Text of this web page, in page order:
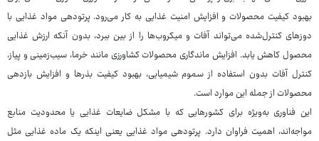
بهبود کیفیت محصولات و افزایش امنیت غذایی به کار می‌رود. پرتودهی مواد غذایی با
دوزهای کنترل‌شده می‌تواند آفات و میکروب‌ها را از بین ببرد، بدون آنکه ارزش غذایی
محصول کاهش یابد. افزایش ماندگاری محصولات کشاورزی مانند خرما، سیب‌زمینی و پیاز،
کنترل آفات بدون استفاده از سموم شیمیایی، بهبود کیفیت بذرها و افزایش بازدهی
محصولات از جمله این موارد است.
این فناوری به‌ویژه برای کشورهایی که با مشکل ضایعات غذایی یا محدودیت منابع
مواجه‌اند، اهمیت فراوان دارد. پرتودهی مواد غذایی یعنی اینکه یک ماده غذایی مثل